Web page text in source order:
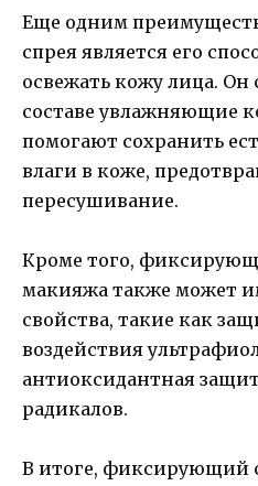
Еще одним
спрея является его
освежать кожу лица. Он
составе увлажняющие
помогают сохранить
влаги в коже,
пересушивание.
Кроме того,
макияжа также может
свойства, такие как
воздействия
антиоксидантная
радикалов.
В итоге, фиксирующий